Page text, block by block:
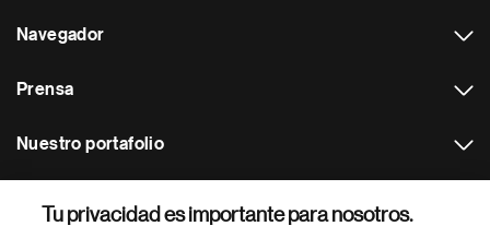
Navegador
Prensa
Nuestro portafolio
Tu privacidad es importante para nosotros.